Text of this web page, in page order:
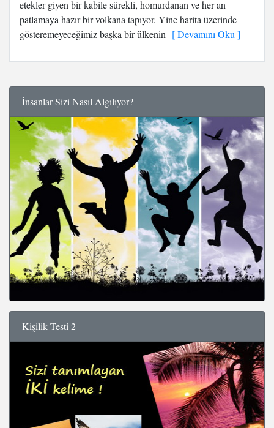
etekler giyen bir kabile sürekli, homurdanan ve her an
patlamaya hazır bir volkana tapıyor. Yine harita üzerinde
gösteremeyeceğimiz başka bir ülkenin [ Devamını Oku ]
İnsanlar Sizi Nasıl Algılıyor?
Kişilik Testi 2